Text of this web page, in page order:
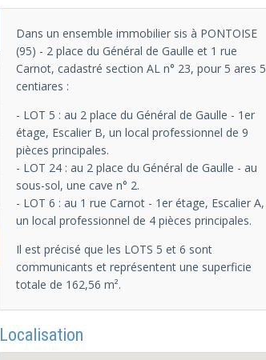
Dans un ensemble immobilier sis à PONTOISE
(95) - 2 place du Général de Gaulle et 1 rue
Carnot, cadastré section AL n° 23, pour 5 ares 5
centiares :
- LOT 5 : au 2 place du Général de Gaulle - 1er
étage, Escalier B, un local professionnel de 9
pièces principales.
- LOT 24 : au 2 place du Général de Gaulle - au
sous-sol, une cave n° 2.
- LOT 6 : au 1 rue Carnot - 1er étage, Escalier A,
un local professionnel de 4 pièces principales.
Il est précisé que les LOTS 5 et 6 sont
communicants et représentent une superficie
totale de 162,56 m².
Localisation